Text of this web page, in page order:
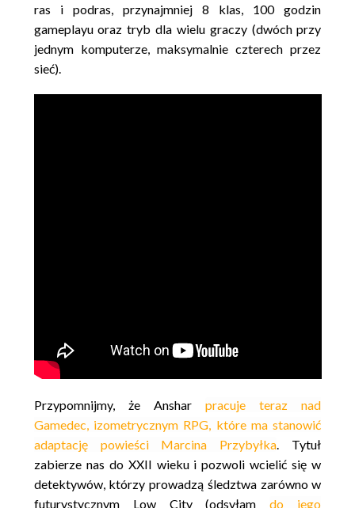
ras i podras, przynajmniej 8 klas, 100 godzin
gameplayu oraz tryb dla wielu graczy (dwóch przy
jednym komputerze, maksymalnie czterech przez
sieć).
Przypomnijmy, że Ansharpracuje teraz nad
Gamedec, izometrycznym RPG, które ma stanowić
adaptację powieści Marcina Przybyłka . Tytuł
zabierze nas do XXII wieku i pozwoli wcielić się w
detektywów, którzy prowadzą śledztwa zarówno w
futurystycznym Low City (odsyłamdo jego